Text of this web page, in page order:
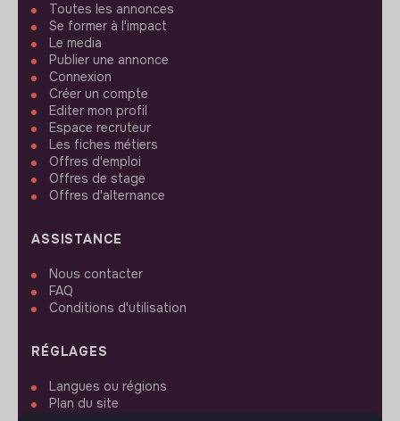
Toutes les annonces
Se former à l'impact
Le media
Publier une annonce
Connexion
Créer un compte
Editer mon profil
Espace recruteur
Les fiches métiers
Offres d'emploi
Offres de stage
Offres d'alternance
ASSISTANCE
Nous contacter
FAQ
Conditions d'utilisation
RÉGLAGES
Langues ou régions
Plan du site